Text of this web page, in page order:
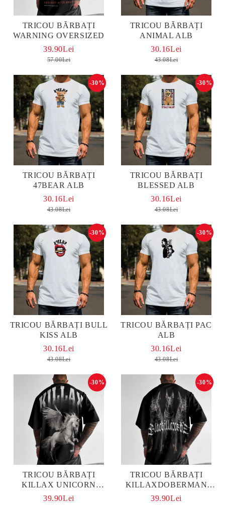
TRICOU BĂRBAȚI
WARNING OVERSIZED
39.90Lei
57.00Lei
TRICOU BĂRBAȚI
ANIMAL ALB
30.16Lei
43.08Lei
TRICOU BĂRBAȚI
47BEAR ALB
-30%
30.16Lei
43.08Lei
TRICOU BĂRBAȚI
BLESSED ALB
-30%
30.16Lei
43.08Lei
TRICOU BĂRBAȚI BULL
KISS ALB
-30%
30.16Lei
43.08Lei
TRICOU BĂRBAȚI PAC
ALB
-30%
30.16Lei
43.08Lei
TRICOU BĂRBAȚI
KILLAX UNICORN
OVERSIZED
-30%
39.90Lei
TRICOU BĂRBAȚI
KILLAXDOBERMAN
OVERSIZED
-30%
39.90Lei